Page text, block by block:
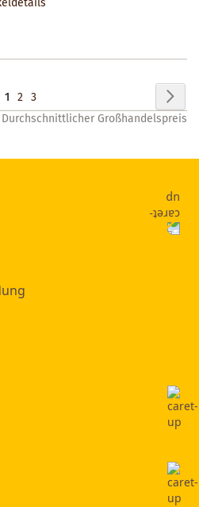
Seite
Sie
lesen
1 Seite
2 Seite
3
Großhandelspreis